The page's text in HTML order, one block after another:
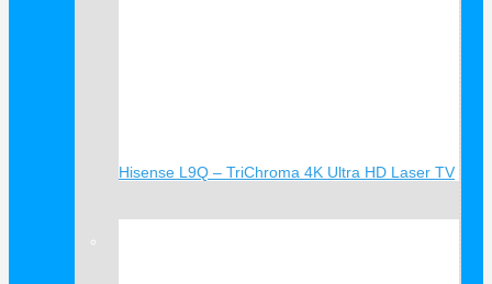
Hisense L9Q – TriChroma 4K Ultra HD Laser TV